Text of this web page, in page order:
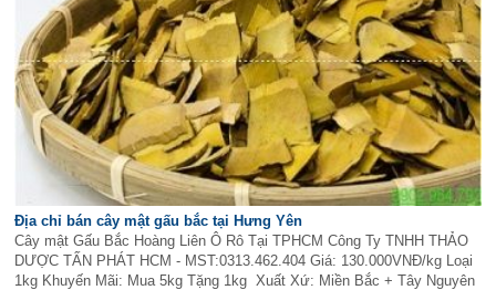
Địa chỉ bán cây mật gấu bắc tại Hưng Yên
Cây mật Gấu Bắc Hoàng Liên Ô Rô Tại TPHCM Công Ty TNHH THẢO
DƯỢC TẤN PHÁT HCM - MST:0313.462.404 Giá: 130.000VNĐ/kg Loại
1kg Khuyến Mãi: Mua 5kg Tặng 1kg Xuất Xứ: Miền Bắc + Tây Nguyên